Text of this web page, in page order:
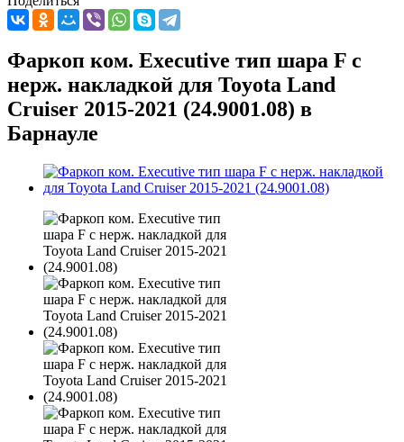
Фаркоп ком. Executive тип шара F с
нерж. накладкой для Toyota Land
Cruiser 2015-2021 (24.9001.08) в
Барнауле